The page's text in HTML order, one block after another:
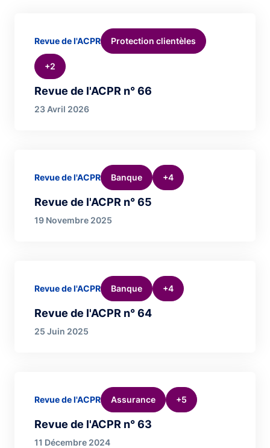
Revue de l'ACPR n° 66
Revue de l'ACPR Protection clientèles
+2
23 Avril 2026
Revue de l'ACPR n° 65
Revue de l'ACPR Banque +4
19 Novembre 2025
Revue de l'ACPR n° 64
Revue de l'ACPR Banque +4
25 Juin 2025
Revue de l'ACPR n° 63
Revue de l'ACPR Assurance +5
11 Décembre 2024